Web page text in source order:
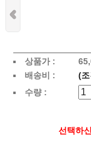
상품가 :
배송비 :
(
수량 :
선택하